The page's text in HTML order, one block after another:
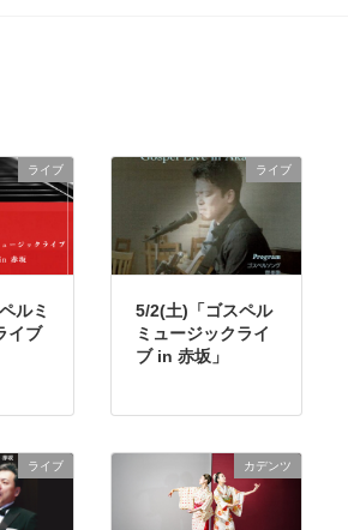
ライブ
ルミ
イブ
ライブ
5/2(土)「ゴスペル
ミュージックライ
ブ in 赤坂」
ライブ カデンツ